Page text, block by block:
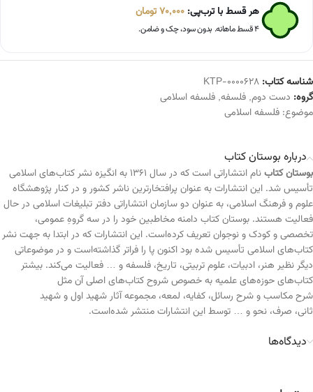
هر قسط با ترب‌پی: 70,000تومان
۴ قسط ماهانه. بدون سود، چک و ضامن.
شناسه کتاب: KTP-0000628
گروه: دست دوم, فلسفه, فلسفه اسلامی
موضوع: فلسفه اسلامی
درباره بوستان کتاب
بوستان کتاب
نام انتشاراتی است که در سال ۱۳۶۱ به انگیزه نشر کتاب‌های اسلامی
تأسیس شد. این انتشارات به عنوان پرافتخارترین ناشر کشور و در کنار پژوهشگاه
علوم و فرهنگ اسلامی، به عنوان دو سازمان انتشاراتی دفتر تبلیغات اسلامی در حال
فعالیت هستند. بوستان کتاب دامنه مخاطبین خود را در سه گروهِ عمومی،
تخصصی و کودک و نوجوان تعریف کرده‌است. این انتشارات که در ابتدا به جهت نشر
کتاب‌های اسلامی تأسیس شده بود اکنون پا را فراتر گذاشته‌است و در موضوعاتی
دیگر نظیر هنر، ادبیات، علوم تربیتی، تاریخ، فلسفه و … فعالیت می‌کند. بیشتر
کتاب‌های حوزه‌های علمیه به خصوص شروح کتاب‌های اصلی آن مثل
شرح مکاسب و شرح رسائل، کفایه، لمعه، مجموعه آثار شهید اول و شهید
ثانی، صرف، نحو و … توسط این انتشارات منتشر شده‌است.
دیدگاه‌ها